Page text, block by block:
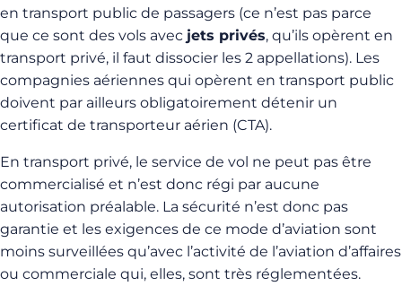
en transport public de passagers (ce n’est pas parce
que ce sont des vols avec jets privés, qu’ils opèrent en
transport privé, il faut dissocier les 2 appellations). Les
compagnies aériennes qui opèrent en transport public
doivent par ailleurs obligatoirement détenir un
certificat de transporteur aérien (CTA).
En transport privé, le service de vol ne peut pas être
commercialisé et n’est donc régi par aucune
autorisation préalable. La sécurité n’est donc pas
garantie et les exigences de ce mode d’aviation sont
moins surveillées qu’avec l’activité de l’aviation d’affaires
ou commerciale qui, elles, sont très réglementées.